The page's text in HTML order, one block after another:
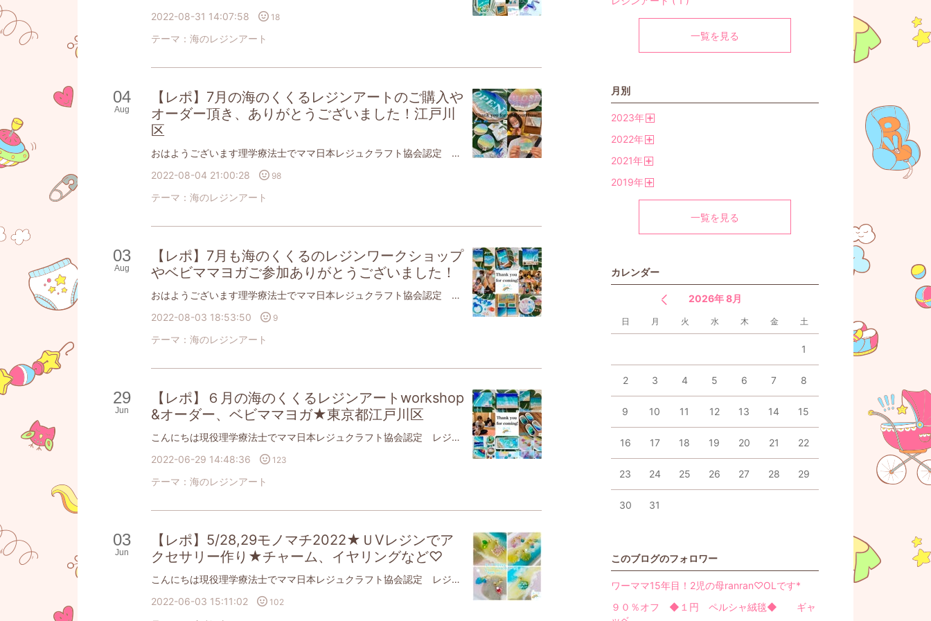
2022-08-31 14:07:58
18
テーマ： 海のレジンアート
04
Aug
【レポ】7月の海のくくるレジンアートのご購入や
オーダー頂き、ありがとうございました！江戸川
区
おはようございます理学療法士でママ日本レジュクラフト協会認定 レジン作家JAHA協会認定 ベビママヨガ・ベビーチャクラマッサージインストラクター🧘‍♀️です【JAHA協会認定】ベビーヨガ＆ママヨガ（親子ヨガ）ベビーチャクラマッサージ江戸川区篠崎、瑞江にて活動⭐️【日本レジュクラフト協会認定海のくくる(レジンアート)】江戸川区、台東区にて活動⭐️ イベント情報2022年8月7日(日)10:00〜14:00江戸川区瑞江 雑貨屋douce(デュース)さんにて【kidsふりまるしぇ】kidsからkidsにリアルお店屋さん！お子さまも楽しめるハンドメイドworkshopや子どもと作ったハンドメイド作品、古着、おもちゃなどを販売します✨海のくくるはUVレジンワークショップ夏の自由課題にも(マスクチャーム、イヤリング、ピアス、海塗りピルケース、海塗りヘアゴム作り🏖)販売レジンイニシャルキーホルダー、レジンチャーム、レジンピアス、レジンイヤリング、レジンマグネット、着なくなった子供服などご参加お待ちしてます🌊2022年8月20日(土)浅草ワークショップ銀座線 田原町駅3分翠雲堂(スイウン堂)本店さん 3階 または銀座線 稲荷町駅出てすぐ翠雲堂稲荷町駅前店さん 2階 にて浅草に近いですよ✨10:30〜 エポキシレジンで海のトレイ、コースター、キャニスター、小物入れ作り🏝13:00〜 UVレジンでマスクチャーム、ピアス、イヤリング作り海塗り宝物ケース(ピルケース)、ヘアゴム作りご予約は下記LINEへどうぞ2022年 8月22日(月) 残り1組❣️11:00〜12:00親子カフェでベビママヨガ🧘‍♀️👶江戸川区 都営新宿線 瑞江駅 徒歩3分だんご3兄弟 さんにて限定4組までの少人数制ご予約は下記LINEへ❣️きついポーズはしません解剖学に基づいた安全なポーズをします。身体が硬くても、初めてでもご安心下さい親子で身体を動かし、親子の絆を深めませんか❓✨手遊び歌や服の上からのベビーマッサージもママにとっては産後の育児疲れ改善、骨盤調整効果が赤ちゃんにとっても、便秘、夜泣き、ぐずりの軽減、大好きなママとの触れ合いで愛されていることを実感するヨガですコロナ禍で浅くなった呼吸を深め、赤ちゃんだけでなく、ママ自身の心と体を見つめる時間を作りませんか❓対象首が座った生後3,4ヶ月〜あんよ前くらいの赤ちゃんとママ👩👶(靴を脱いで上がるおうちの、個室なのでご安心ください)持ち物👜 飲み物、タオル、赤ちゃんのお気に入りのおもちゃがあると安心です。ママはタイツとスカート以外の動きやすい服装でお越しください。注意熱37.0度以上、体調不良、予防接種24時間以内はお休みください。心温まる癒しの時間となりますようにご予約は下記LINEにママと赤ちゃんのお名前、赤ちゃんの月齢を添えて予約する旨をご連絡下さい少人数、最初の手指消毒、大人のマスク着用、窓を開ける、空気清浄機など感染症対策しながら実施2022年8月23日(火)14:00〜16:00江戸川区鹿骨にある カフェHAN さんにて東京都江戸川区鹿骨3-3-14レジンで海のトレイ、小物入れ、コースター作り🏝お好きなメニューをお選びください写真付きの詳細はLINEとインスタに掲載しています🌊暑い夏に涼しげな自分だけの海を作りませんか？ワンちゃん連れOK🙆‍♀️残り4名❣️お早めに❣️情報はLINEとインスタでいち早くお知らせしています❣️ レジュクラフトは、２液性のレジンを使い、 海や波、マーブル、宇宙など好きなものを表現するレジンアートです🌊↑7月のレジンアートのオーダーはレジンコースター(参考価格 直径9cm 1枚2500円〜)やレジンキーホルダー(参考価格 1つ1500円〜)マスクチャーム(参考価格 1つ800円)ショップ看板・ショップボード(文字入れ可能です。今回はOPEN/CLOSEのリバーシブル)(参考価格 13000円 大きさや工程によりお値段変わります)一つ一つくくる(心)を込めてお作りしています。この度はオーダー頂き、誠にありがとうございました直射日光に当てすぎないようにしながら、レジンアートに癒されてくださいねまた、委託販売先やレッスン時にレジン作品のご購入もいただき、ありがとうございましたレジンアートのオーダーは下記LINEへよろしくお願いいたします。レジンワークショップではレジン初めてのお客様も多数体験いただいております。海のくくるは現在、【対面】にてレジンワークショップやレジュクラフト認定講座を実施しております。レジュクラフトが気になる方、レジン初めてでもご安心ください認定取得中や取得後もLINEなどでサポートいたしております🌈☺︎レジン自宅ワークショップ！メニューによっては\\園児でも作れます子連れでもご安心を//\\オリジナルの作品を作りましょう//体験で作ってみたい❣️認定講座、気になる❣️オーダーしてみたいな❣️と思った方は、下記LINEにご連絡くださいね(LINEご登録、Instagramフォローで自宅WS割引サービスあり)👇問い合わせ公式LINE登録後、スタンプなど送って頂くと1：1トーク可能です。お気軽に🆔@bll0757m ↑(自宅ワークショップ、登録者割引&ポイントカードあり♡)※海のくくるは、感染症対策しております。全館空調で24時間換気、更に窓を開ける、マスク着用、手洗い・手指消毒するなどしております。講師はコロナワクチン3回接種しております。下記Instagramも日々更新中自宅ワークショップマスクチャーム、ピアス・イヤリング、コースター、キャニスター、小物入れ、トレイ、アートフレーム、イニシャル、数字など(キーホルダーも可能)、切り取った海のペーパーウェイト、アートボード(ストローバージョン、ヒートガンバージョン)など他サイズやその他の形・素材もあります✨当日、目で見て選んでいただけます。※砂、貝のご利用は＋200円ですが、LINEまたはInstagramのフォローで無料となります✨※オプションでフィギュアがございます。2022.6.28改定※泡泡白波バージョンは、きれいなセル波を作るには、気温、量、待ち時間、風の当て方など様々な因子に左右されるデリケートな難しさがあるため、ストローバージョンよりもお高くなります。※ヒートガンで作るセル波作りは、必ずしも好きな波が来るとは限りません。白色が飛びすぎたり、良い波が来てもセル(丸い泡)が消えたり、硬化までの間に波が動いてしまうこともあります🙇‍♀️繊細で奥が深いことをご理解、ご了承ください。アートフレーム(例) (トレーとしても使えます)切り取った海のペーパーウェイト(貝ver.の例)アートボード(例)(写真は15×15cm)沖縄の砂を乗せたり、貝を選んだり、レジンを混ぜたり、色を付けたり、波や雲をストローで吹いたり、色んな工程で楽しんでいただけますこのレジンは固まるまで24時間以上かかりますが、その間もワクワクドキドキしながら待ってくださっています かたまると更に透明度が出てツヤツヤになりますよ🏖全てが世界に一つだけの作品になります 少人数制、貸切自宅ワークショップ(月)(木)中心に開催土日祝は応相談時間10:00〜16:00の間の2、3時間アクセス東京都江戸川区篠崎最寄り駅: 都営新宿線 篠崎駅篠崎駅から徒歩圏内🚶‍♀️自宅サロンにて女性限定となります。※男性のみはご遠慮頂いておりますが、カップルさん、子連れさんOKです🙆‍♀️※詳しい住所は、ご予約時にお伝え致します。 ネット販売(minne)海のくくる(レジンアート)販売♡こちらをクリック⭐︎海のくくる 𝕦𝕞𝕚_𝕟𝕠_𝕜𝕦𝕜𝕦𝕣𝕦さんの作品一覧uminokukuruさんの作品一覧、プロフィールなどをみることができます。ハンドメイドマーケット、手作り作品の通販・販売サイトとアプリ minne。アクセサリーやバッグ、雑貨など世界に1つだけのハンドメイド作品を販売している国内最大級のマーケットです。minne.com レジュクラフトのベーシック認定資格講座受けたい方は海のくくる講師自宅で可能です♡お申し込みフォーム★海のくくるで対面認定講座 受講ご希望の方はこちら★認定講座 お申し込みレジュクラフト協会 ベーシック認定講座docs.google.com※レジュクラフト協会 ベーシック認定講座は、一律107,800円オーダーコースター、アートパネル、アートフレーム、トレイ、小物入れ、イニシャル(キーホルダーにも)、ペーパーウェイト、ピアス、イヤリング、マスクチャーム、ブレスレットなど写真入りは海のくくるペットやご家族の写真を入れてお作りできますInstagramも宜しくお願いします↓海のくくる Instagramはこちらをクリック⭐︎(ユーザー名 @umi_no_kukuru) 🧘happybabyyoga 🏝海のくくる(レジンアート) フォロー、いいね！応援よろしくお願いします 読んで頂きありがとうございます素敵な時間をお過ごしください🌈
2022-08-04 21:00:28
98
テーマ： 海のレジンアート
03
Aug
【レポ】7月も海のくくるのレジンワークショップ
やベビママヨガご参加ありがとうございました！
おはようございます理学療法士でママ日本レジュクラフト協会認定 レジン作家JAHA協会認定 ベビママヨガ・ベビーチャクラマッサージインストラクター🧘‍♀️です【JAHA協会認定】ベビーヨガ＆ママヨガ（親子ヨガ）ベビーチャクラマッサージ江戸川区篠崎、瑞江にて活動⭐️【日本レジュクラフト協会認定海のくくる(レジンアート)】江戸川区、台東区にて活動⭐️ イベント情報2022年8月7日(日)10:00〜14:00江戸川区瑞江 雑貨屋douce(デュース)さんにて【kidsふりまるしぇ】kidsからkidsにリアルお店屋さん！お子さまも楽しめるハンドメイドworkshopや子どもと作ったハンドメイド作品、古着、おもちゃなどを販売します✨海のくくるはUVレジンワークショップ夏の自由課題にも(マスクチャーム、イヤリング、ピアス、海塗りピルケース、海塗りヘアゴム作り🏖)販売レジンイニシャルキーホルダー、レジンチャーム、レジンピアス、レジンイヤリング、レジンマグネット、着なくなった子供服などご参加お待ちしてます🌊2022年 8月22日(月) 残り1組❣️11:00〜12:00親子カフェでベビママヨガ🧘‍♀️👶江戸川区 都営新宿線 瑞江駅 徒歩3分だんご3兄弟 さんにて限定4組までの少人数制ご予約は下記LINEへ❣️きついポーズはしません解剖学に基づいた安全なポーズをします。身体が硬くても、初めてでもご安心下さい親子で身体を動かし、親子の絆を深めませんか❓✨手遊び歌や服の上からのベビーマッサージもママにとっては産後の育児疲れ改善、骨盤調整効果が赤ちゃんにとっても、便秘、夜泣き、ぐずりの軽減、大好きなママとの触れ合いで愛されていることを実感するヨガですコロナ禍で浅くなった呼吸を深め、赤ちゃんだけでなく、ママ自身の心と体を見つめる時間を作りませんか❓対象首が座った生後3,4ヶ月〜あんよ前くらいの赤ちゃんとママ👩👶(靴を脱いで上がるおうちの、個室なのでご安心ください)持ち物👜 飲み物、タオル、赤ちゃんのお気に入りのおもちゃがあると安心です。ママはタイツとスカート以外の動きやすい服装でお越しください。注意熱37.0度以上、体調不良、予防接種24時間以内はお休みください。心温まる癒しの時間となりますようにご予約は下記LINEにママと赤ちゃんのお名前、赤ちゃんの月齢を添えて予約する旨をご連絡下さい少人数、最初の手指消毒、大人のマスク着用、窓を開ける、空気清浄機など感染症対策しながら実施2022年8月20日(土)浅草ワークショップ銀座線 田原町駅3分翠雲堂(スイウン堂)本店さん 3階 または銀座線 稲荷町駅出てすぐ翠雲堂稲荷町駅前店さん 2階 にて浅草に近いですよ✨10:30〜 エポキシレジンで海のトレイ、コースター、キャニスター、小物入れ作り🏝13:00〜 UVレジンでマスクチャーム、ピアス、イヤリング作り海塗り宝物ケース(ピルケース)、ヘアゴム作りご予約は下記LINEへどうぞ2022年8月23日(火)14:00〜16:00江戸川区鹿骨にある カフェHAN さんにて東京都江戸川区鹿骨3-3-14レジンで海のトレイ、小物入れ、コースター作り🏝お好きなメニューをお選びください写真付きの詳細はLINEとインスタに掲載しています🌊暑い夏に涼しげな自分だけの海を作りませんか？ワンちゃん連れOK🙆‍♀️残り4名❣️お早めに❣️情報はLINEとインスタでいち早くお知らせしています❣️ レジュクラフトは、２液性のレジンを使い、 海や波、マーブル、宇宙など好きなものを表現するレジンアートです🌊↑7月のレジン自宅教室はゆっくりと大人1名の方、お友だちとの参加の方、子連れでの参加の方などがいらっしゃいました🏖ベビママヨガは親子カフェ(だんご3兄弟さん)だけでなく、自宅でも開催できました🧘‍♀️👶💕どの日も楽しんでくださり感謝です🙏レジン自宅ワークショップでは、お子さまの手形を入れたメニューも出来ましたよ7月はコロナウイルス第七波の影響でキャンセルもたくさんあり、お会い出来なかった方々は残念ですが、またご連絡お待ちしております一日ごとの詳しい投稿はInstagramに載せております💕またのご参加を心よりお待ちしておりますありがとうございました💕詳しい投稿はInstagramに載せています。気になる作品がございましたら、LINEにお問い合わせくださいねレジンワークショップではレジン初めてのお客様も多数体験いただいております。海のくくるは現在、【対面】にてレジンワークショップやレジュクラフト認定講座を実施しております。レジュクラフトが気になる方、レジン初めてでもご安心ください認定取得中や取得後もLINEなどでサポートいたしております🌈☺︎レジン自宅ワークショップ！メニューによっては\\園児でも作れます子連れでもご安心を//\\オリジナルの作品を作りましょう//体験で作ってみたい❣️認定講座、気になる❣️オーダーしてみたいな❣️と思った方は、下記LINEにご連絡くださいね(LINEご登録、Instagramフォローで自宅WS割引サービスあり)👇問い合わせ公式LINE登録後、スタンプなど送って頂くと1：1トーク可能です。お気軽に🆔@bll0757m ↑(自宅ワークショップ、登録者割引&ポイントカードあり♡)※海のくくるは、感染症対策しております。全館空調で24時間換気、更に窓を開ける、マスク着用、手洗い・手指消毒するなどしております。講師はコロナワクチン3回接種しております。下記Instagramも日々更新中自宅ワークショップマスクチャーム、ピアス・イヤリング、コースター、キャニスター、小物入れ、トレイ、アートフレーム、イニシャル、数字など(キーホルダーも可能)、切り取った海のペーパーウェイト、アートボード(ストローバージョン、ヒートガンバージョン)など他サイズやその他の形・素材もあります✨当日、目で見て選んでいただけます。※砂、貝のご利用は＋200円ですが、LINEまたはInstagramのフォローで無料となります✨※オプションでフィギュアがございます。2022.6.28改定※泡泡白波バージョンは、きれいなセル波を作るには、気温、量、待ち時間、風の当て方など様々な因子に左右されるデリケートな難しさがあるため、ストローバージョンよりもお高くなります。※ヒートガンで作るセル波作りは、必ずしも好きな波が来るとは限りません。白色が飛びすぎたり、良い波が来てもセル(丸い泡)が消えたり、硬化までの間に波が動いてしまうこともあります🙇‍♀️繊細で奥が深いことをご理解、ご了承ください。アートフレーム(例) (トレーとしても使えます)切り取った海のペーパーウェイト(貝ver.の例)アートボード(例)(写真は15×15cm)沖縄の砂を乗せたり、貝を選んだり、レジンを混ぜたり、色を付けたり、波や雲をストローで吹いたり、色んな工程で楽しんでいただけますこのレジンは固まるまで24時間以上かかりますが、その間もワクワクドキドキしながら待ってくださっています かたまると更に透明度が出てツヤツヤになりますよ🏖全てが世界に一つだけの作品になります 少人数制、貸切自宅ワークショップ(月)(木)中心に開催土日祝は応相談時間10:00〜16:00の間の2、3時間アクセス東京都江戸川区篠崎最寄り駅: 都営新宿線 篠崎駅篠崎駅から徒歩圏内🚶‍♀️自宅サロンにて女性限定となります。※男性のみはご遠慮頂いておりますが、カップルさん、子連れさんOKです🙆‍♀️※詳しい住所は、ご予約時にお伝え致します。 ネット販売(minne)海のくくる(レジンアート)販売♡こちらをクリック⭐︎海のくくる 𝕦𝕞𝕚_𝕟𝕠_𝕜𝕦𝕜𝕦𝕣𝕦さんの作品一覧uminokukuruさんの作品一覧、プロフィールなどをみることができます。ハンドメイドマーケット、手作り作品の通販・販売サイトとアプリ minne。アクセサリーやバッグ、雑貨など世界に1つだけのハンドメイド作品を販売している国内最大級のマーケットです。minne.com レジュクラフトのベーシック認定資格講座受けたい方は海のくくる講師自宅で可能です♡お申し込みフォーム★海のくくるで対面認定講座 受講ご希望の方はこちら★認定講座 お申し込みレジュクラフト協会 ベーシック認定講座docs.google.com※レジュクラフト協会 ベーシック認定講座は、一律107,800円オーダーコースター、アートパネル、アートフレーム、トレイ、小物入れ、イニシャル(キーホルダーにも)、ペーパーウェイト、ピアス、イヤリング、マスクチャーム、ブレスレットなど写真入りは海のくくるペットやご家族の写真を入れてお作りできますInstagramも宜しくお願いします↓海のくくる Instagramはこちらをクリック⭐︎(ユーザー名 @umi_no_kukuru) 🧘happybabyyoga 🏝海のくくる(レジンアート) フォロー、いいね！応援よろしくお願いします 読んで頂きありがとうございます素敵な時間をお過ごしください🌈
2022-08-03 18:53:50
9
テーマ： 海のレジンアート
29
Jun
【レポ】６月の海のくくるレジンアートworkshop
&オーダー、ベビママヨガ★東京都江戸川区
こんにちは現役理学療法士でママ日本レジュクラフト協会認定 レジン作家JAHA協会認定 ベビママヨガ・ベビーチャクラマッサージインストラクター🧘‍♀️です【JAHA協会認定】ベビーヨガ＆ママヨガ（親子ヨガ）ベビーチャクラマッサージ江戸川区篠崎、瑞江にて活動⭐️【日本レジュクラフト協会認定海のくくる(レジンアート)】江戸川区、台東区にて活動⭐️ イベント情報３つ2022年 7月21日(木) 残り1組❣️11:00〜12:00親子カフェでベビママヨガ🧘‍♀️👶江戸川区 都営新宿線 瑞江駅 徒歩3分だんご3兄弟 さんにて限定3組までの少人数制ご予約は下記LINEへ❣️きついポーズはしません解剖学に基づいた安全なポーズをします。身体が硬くても、初めてでもご安心下さい親子で身体を動かし、親子の絆を深めませんか❓✨手遊び歌や服の上からのベビーマッサージもママにとっては産後の育児疲れ改善、骨盤調整効果が赤ちゃんにとっても、便秘、夜泣き、ぐずりの軽減、大好きなママとの触れ合いで愛されていることを実感するヨガですコロナ禍で浅くなった呼吸を深め、赤ちゃんだけでなく、ママ自身の心と体を見つめる時間を作りませんか❓対象首が座った生後3,4ヶ月〜あんよ前くらいの赤ちゃんとママ👩👶(靴を脱いで上がるおうちの、個室なのでご安心ください)持ち物👜 飲み物、タオル、赤ちゃんのお気に入りのおもちゃがあると安心です。ママはタイツとスカート以外の動きやすい服装でお越しください。注意熱37.0度以上、体調不良、予防接種24時間以内はお休みください。心温まる癒しの時間となりますようにご予約は下記LINEにママと赤ちゃんのお名前、赤ちゃんの月齢を添えて予約する旨をご連絡下さい少人数、最初の手指消毒、大人のマスク着用、窓を開ける、空気清浄機など感染症対策しながら実施2022年7月26日(火)14:00〜16:00江戸川区鹿骨にある カフェHAN さんにて東京都江戸川区鹿骨3-3-14レジンで海のトレイ、小物入れ、コースター作り🏝お好きなメニューをお選びください写真付きの詳細はLINEとインスタに掲載しています🌊暑い夏に涼しげな自分だけの海を作りませんか？ワンちゃん連れOK🙆‍♀️残り4人❣️お早めに❣️2022年8月20日(土)銀座線 田原町駅3分翠雲堂(スイウン堂)本店さん 3階 または銀座線 稲荷町駅出てすぐ翠雲堂稲荷町駅前店さん 2階 にて10:30〜 エポキシレジンで海のトレイ、コースター、キャニスター、小物入れ作り🏝13:00〜 UVレジンでマスクチャーム、ピアス、イヤリング作り海塗り宝物ケース(ピルケース)、ヘアゴム作り情報はLINEとインスタでいち早くお知らせします❣️ レジュクラフトは、２液性のレジンを使い、 海や波、マーブル、宇宙など好きなものを表現するレジンアートです🌊※本業と育児をしながら、レジン教室やベビママヨガを開講しており、ブログの投稿頻度は月1くらいにすることにしました。Instagramは数日に1回投稿しております♡↑６月のレジン自宅教室はゆっくりと大人1名の方、お友だちとの参加の方、子連れでの参加の方がいらっしゃいました🏖カフェHANさんでも初開催でき感謝です🏝ベビママヨガはリピーターさまがご参加くださいました🧘‍♀️💕どの日も楽しんでくださり感謝です🙏一日ごとの詳しい投稿はInstagramをご覧下さい💕またのご参加を心よりお待ちしております※6/30のワークショップは7月分として来月投稿致します。↑６月はベビママヨガでお世話になっているだんご3兄弟 さん用に緑のグラデーションで名入れのアートボード💚(参考価格 10×10cm 3500円)やA4サイズの海のくくるのアートボードの作品にMAHALO の文字入れオーダーで、文字をレジンコーティングした作品🌴(ネイルサロンに飾って下さるそうです✨)(サイズや工程によりお値段異なります)切り絵作家さんとのコラボアートで、波の切り絵をレジンで閉じ込めた透き通るコースター🌊💙(好みの切り絵の波の形や、レジンの色、貝や砂の量を相談して決めました)(参考価格 1枚3000円〜)レジンのイニシャルキーホルダー(色や貝の有無などご相談して決めます)🏝(参考価格 １つ1200円〜)気に入ってくださり嬉しいですオーダーありがとうございました💕詳しい投稿はInstagramに載せています。気になる作品がございましたら、LINEにお問い合わせくださいねレジンワークショップではレジン初めてのお客様も多数体験いただいております。海のくくるは現在、【対面】にてレジンワークショップやレジュクラフト認定講座を実施しております。レジュクラフトが気になる方、レジン初めてでもご安心ください認定取得中や取得後もLINEなどでサポートいたしております🌈☺︎レジン自宅ワークショップ！メニューによっては\\園児でも作れます子連れでもご安心を//\\オリジナルの作品を作りましょう//体験で作ってみたい❣️認定講座、気になる❣️オーダーしてみたいな❣️と思った方は、下記LINEにご連絡くださいね(LINEご登録、Instagramフォローで自宅WS割引サービスあり)👇問い合わせ公式LINE登録後、スタンプなど送って頂くと1：1トーク可能です。お気軽に🆔@bll0757m ↑(自宅ワークショップ、登録者割引&ポイントカードあり♡)※海のくくるは、感染症対策しております。全館空調で24時間換気、更に窓を開ける、マスク着用、手洗い・手指消毒するなどしております。講師はコロナワクチン3回接種しております。下記Instagramも日々更新中自宅ワークショップマスクチャーム、ピアス・イヤリング、コースター、キャニスター、小物入れ、トレイ、アートフレーム、イニシャル、数字など(キーホルダーも可能)、切り取った海のペーパーウェイト、アートボード(ストローバージョン、ヒートガンバージョン)など他サイズやその他の形・素材もあります✨当日、目で見て選んでいただけます。※砂、貝のご利用は＋200円ですが、LINEまたはInstagramのフォローで無料となります✨※オプションでフィギュアがございます。2022.6.28改定※泡泡白波バージョンは、きれいなセル波を作るには、気温、量、待ち時間、風の当て方など様々な因子に左右されるデリケートな難しさがあるため、ストローバージョンよりもお高くなります。※ヒートガンで作るセル波作りは、必ずしも好きな波が来るとは限りません。白色が飛びすぎたり、良い波が来てもセル(丸い泡)が消えたり、硬化までの間に波が動いてしまうこともあります🙇‍♀️繊細で奥が深いことをご理解、ご了承ください。アートフレーム(例) (トレーとしても使えます)切り取った海のペーパーウェイト(貝ver.の例)アートボード(例)(写真は15×15cm)沖縄の砂を乗せたり、貝を選んだり、レジンを混ぜたり、色を付けたり、波や雲をストローで吹いたり、色んな工程で楽しんでいただけますこのレジンは固まるまで24時間以上かかりますが、その間もワクワクドキドキしながら待ってくださっています かたまると更に透明度が出てツヤツヤになりますよ🏖全てが世界に一つだけの作品になります 少人数制、貸切自宅ワークショップ(月)(木)中心に開催土日祝は応相談時間10:00〜16:00の間の2、3時間アクセス東京都江戸川区篠崎最寄り駅: 都営新宿線 篠崎駅篠崎駅から徒歩圏内🚶‍♀️自宅サロンにて女性限定となります。※男性のみはご遠慮頂いておりますが、カップルさん、子連れさんOKです🙆‍♀️※詳しい住所は、ご予約時にお伝え致します。 ネット販売(minne)海のくくる(レジンアート)販売♡こちらをクリック⭐︎海のくくる 𝕦𝕞𝕚_𝕟𝕠_𝕜𝕦𝕜𝕦𝕣𝕦さんの作品一覧uminokukuruさんの作品一覧、プロフィールなどをみることができます。ハンドメイドマーケット、手作り作品の通販・販売サイトとアプリ minne。アクセサリーやバッグ、雑貨など世界に1つだけのハンドメイド作品を販売している国内最大級のマーケットです。minne.com レジュクラフトのベーシック認定資格講座受けたい方は海のくくる講師自宅で可能です♡お申し込みフォーム★海のくくるで対面認定講座 受講ご希望の方はこちら★認定講座 お申し込みレジュクラフト協会 ベーシック認定講座docs.google.com※レジュクラフト協会 ベーシック認定講座は、一律107,800円オーダーコースター、アートパネル、アートフレーム、トレイ、小物入れ、イニシャル(キーホルダーにも)、ペーパーウェイト、ピアス、イヤリング、マスクチャーム、ブレスレットなど写真入りは海のくくるペットやご家族の写真を入れてお作りできますInstagramも宜しくお願いします↓海のくくる Instagramはこちらをクリック⭐︎(ユーザー名 @umi_no_kukuru) 🧘happybabyyoga 🏝海のくくる(レジンアート) フォロー、いいね！応援よろしくお願いします 読んで頂きありがとうございます素敵な時間をお過ごしください🌈
2022-06-29 14:48:36
123
テーマ： 海のレジンアート
03
Jun
【レポ】5/28,29モノマチ2022★ＵVレジンでア
クセサリー作り★チャーム、イヤリングなど♡
こんにちは現役理学療法士でママ日本レジュクラフト協会認定 レジン作家JAHA協会認定 ベビママヨガ・ベビーチャクラマッサージインストラクター🧘‍♀️です【JAHA協会認定】ベビーヨガ＆ママヨガ（親子ヨガ）ベビーチャクラマッサージ江戸川区篠崎、瑞江にて活動⭐️【日本レジュクラフト協会認定海のくくる(レジンアート)】江戸川区、台東区にて活動⭐️ イベント情報2つ2022年6月18日(土)10時〜猫ちゃん5匹いる空間での実施です人懐っこいので、まるで猫カフェ銀座線 田原町駅3分または稲荷町駅5分 翠雲堂(スイウン堂)本店さん 3階にてエポキシレジンで海のトレイ、コースター、キャニスター、小物入れ作り🏝メニューをお選びくださいね✨詳細は、インスタに写真付きで公開していますツヤツヤでどれもかわいいです😍限定6名様❣️ご予約はインスタDMかLINEまで✨お待ちしております♪2022年 6月27日(月) 残り1組❣️11:00〜12:00親子カフェでベビママヨガ🧘‍♀️👶江戸川区 都営新宿線 瑞江駅 徒歩3分だんご3兄弟 さんにて限定3組までの少人数制ご予約は下記LINEへ❣️きついポーズはしません解剖学に基づいた安全なポーズをします。身体が硬くても、初めてでもご安心下さい親子で身体を動かし、親子の絆を深めませんか❓✨手遊び歌や服の上からのベビーマッサージもママにとっては産後の育児疲れ改善、骨盤調整効果が赤ちゃんにとっても、便秘、夜泣き、ぐずりの軽減、大好きなママとの触れ合いで愛されていることを実感するヨガですコロナ禍で浅くなった呼吸を深め、赤ちゃんだけでなく、ママ自身の心と体を見つめる時間を作りませんか❓対象首が座った生後3,4ヶ月〜あんよ前くらいの赤ちゃんとママ👩👶(靴を脱いで上がるおうちの、個室なのでご安心ください)持ち物👜 飲み物、タオル、赤ちゃんのお気に入りのおもちゃがあると安心です。ママはタイツとスカート以外の動きやすい服装でお越しください。注意熱37.0度以上、体調不良、予防接種24時間以内はお休みください。心温まる癒しの時間となりますようにご予約は下記LINEにママと赤ちゃんのお名前、赤ちゃんの月齢を添えて予約する旨をご連絡下さい少人数、最初の手指消毒、大人のマスク着用、窓を開ける、空気清浄機など感染症対策しながら実施次回は6/27(月)残りあと1組❣️(ご友人同士の方は2組)ご予約お待ちしております レジュクラフトは、２液性のレジンを使い、 海や波、マーブル、宇宙など好きなものを表現するレジンアートです🌊翠雲堂さまご協力のもと、モノマチ2022に貴重にも初参加させて頂きました🙏✨2日間でなんと50名近いお客様にご参加頂き、感謝しかありません✨今回はUVレジンでアクセサリー作りのワークショップでしたマスクチャーム、イヤリング、ピアスからお選びになり、作って頂きました伊豆、伊勢、北海道など遠方からのお客さまもいらっしゃいました男性も女性も、お子さまもご参加くださいましたお客さまのかわいい作品がたくさん誕生しました下にご紹介いたします✨葉っぱ形🌿とシェル形🐚から選んでいただき、どちらもキラキラしてかわいかったです💕さっそく着けて帰られるお客さまもたくさんいらっしゃいましたこんな風にペンダントの紐に付けて下さった方もおしゃれですね一時、こんな感じで何組にもお待ちいただいたり、立ってお待ちになる方もいらっしゃいました🙇‍♀️本当にありがとうございました🙏実は、翠雲堂さん本店３階には、猫ちゃんを5匹飼っていらっしゃるので猫ちゃんがこんな風にテーブル上に遊びに来てくれることもありました😸5匹みんな見れたお客様はラッキーですよみなさま、夢中になってくださいました男性の方は、「奥様にプレゼントします🎁」って方が何名かいらっしゃいましたなんて素敵なんだろう❣️とくくる(心)が温かくなりました保護猫活動されている方にもお会いできましたたくさんの素敵な出会い、素敵な再会に感謝です💕翠雲堂本店さんで6/18(土)に、エポキシレジンでのワークショップを開催しますそちらもご予約お待ちしております✨モノマチ2022のレジンアクセサリーは江戸川区篠崎の自宅教室でもお作りできますレジン初めてのお客様も多数体験いただいております。海のくくるは現在、【対面】にてレジンワークショップやレジュクラフト認定講座を実施しております。レジュクラフトが気になる方、レジン初めてでもご安心ください認定取得中や取得後もLINEなどでサポートいたしております🌈☺︎レジン自宅ワークショップ！メニューによっては\\園児でも作れます子連れでもご安心を//\\オリジナルの作品を作りましょう//体験で作ってみたい❣️認定講座、気になる❣️オーダーしてみたいな❣️と思った方は、下記LINEにご連絡くださいね(LINEご登録、Instagramフォローで自宅WS割引サービスあり)👇問い合わせ公式LINE登録後、スタンプなど送って頂くと1：1トーク可能です。お気軽に🆔@bll0757m ↑(自宅ワークショップ、登録者割引&ポイントカードあり♡)※海のくくるは、感染症対策しております。全館空調で24時間換気、更に窓を開ける、マスク着用、手洗い・手指消毒するなどしております。講師はコロナワクチン3回接種しております。下記Instagramも日々更新中自宅ワークショップマスクチャーム、ピアス・イヤリング、コースター、キャニスター、小物入れ、トレイ、アートフレーム、イニシャル、数字など(キーホルダーも可能)、切り取った海のペーパーウェイト、アートボード(ストローバージョン、ヒートガンバージョン)など他サイズやその他の形・素材もあります✨当日、目で見て選んでいただけます。※砂、貝のご利用は＋200円ですが、LINEまたはInstagramのフォローで無料となります✨※オプションでフィギュアがございます。※泡泡白波バージョンは、きれいなセル波を作るには、気温、量、待ち時間、風の当て方など様々な因子に左右されるデリケートな難しさがあるため、ストローバージョンよりもお高くなります。※ヒートガンで作るセル波作りは、必ずしも好きな波が来るとは限りません。白色が飛びすぎたり、良い波が来てもセル(丸い泡)が消えたり、硬化までの間に波が動いてしまうこともあります🙇‍♀️繊細で奥が深いことをご理解、ご了承ください。アートフレーム(例) (トレーとしても使えます)切り取った海のペーパーウェイト(貝ver.の例)アートボード(例)(写真は15×15cm)沖縄の砂を乗せたり、貝を選んだり、レジンを混ぜたり、色を付けたり、波や雲をストローで吹いたり、色んな工程で楽しんでいただけますこのレジンは固まるまで24時間以上かかりますが、その間もワクワクドキドキしながら待ってくださっています かたまると更に透明度が出てツヤツヤになりますよ🏖全てが世界に一つだけの作品になります 少人数制、自宅ワークショップ(月)(木)中心に開催土日祝は応相談時間10:00〜16:00の間の2、3時間5月の平日の空きは5/19(木)26(木)30(月)アクセス東京都江戸川区篠崎最寄り駅: 都営新宿線 篠崎駅篠崎駅から徒歩圏内🚶‍♀️自宅サロンにて女性限定となります。※男性のみはご遠慮頂いておりますが、カップルさん、子連れさんOKです🙆‍♀️※詳しい住所は、ご予約時にお伝え致します。 ネット販売(minne)海のくくる(レジンアート)販売♡こちらをクリック⭐︎海のくくる 𝕦𝕞𝕚_𝕟𝕠_𝕜𝕦𝕜𝕦𝕣𝕦さんの作品一覧uminokukuruさんの作品一覧、プロフィールなどをみることができます。ハンドメイドマーケット、手作り作品の通販・販売サイトとアプリ minne。アクセサリーやバッグ、雑貨など世界に1つだけのハンドメイド作品を販売している国内最大級のマーケットです。minne.com レジュクラフトのベーシック認定資格講座受けたい方は海のくくる講師自宅で可能です♡お申し込みフォーム★海のくくるで対面認定講座 受講ご希望の方はこちら★認定講座 お申し込みレジュクラフト協会 ベーシック認定講座docs.google.com※レジュクラフト協会 ベーシック認定講座は、一律107,800円コースター、アートパネル、アートフレーム、トレイ、小物入れ、イニシャル(キーホルダーにも)、ペーパーウェイト、ピアス、イヤリング、ブレスレットなど写真入りは海のくくるペットやご家族の写真を入れてお作りできますInstagramも宜しくお願いします↓海のくくる Instagramはこちらをクリック⭐︎(ユーザー名 @umi_no_kukuru) 🧘happybabyyoga 🏝海のくくる(レジンアート) フォロー、いいね！応援よろしくお願いします 読んで頂きありがとうございます素敵な時間をお過ごしください🌈
2022-06-03 15:11:02
102
一覧を見る
月別
2023年
2022年
2021年
2019年
一覧を見る
カレンダー
2026年 8月
日 月 火 水 木 金 土
1
2 3 4 5 6 7 8
9 10 11 12 13 14 15
16 17 18 19 20 21 22
23 24 25 26 27 28 29
30 31
このブログのフォロワー
ワーママ15年目！2児の母ranran♡OLです*
９０％オフ ◆１円 ペルシャ絨毯◆ ギャ